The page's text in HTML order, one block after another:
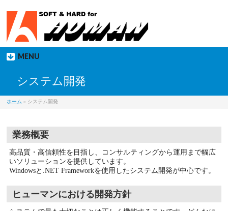
MENU
システム開発
ホーム » システム開発
業務概要
高品質・高信頼性を目指し、コンサルティングから運用まで幅広
いソリューションを提供しています。
Windowsと.NET Frameworkを使用したシステム開発が中心です。
ヒューマンにおける開発方針